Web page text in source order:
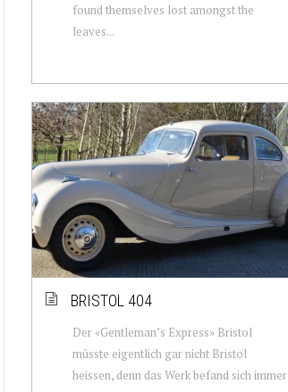
found themselves lost amongst the
leaves...
BRISTOL 404
Der «Gentleman’s Express» Bristol
müsste eigentlich gar nicht Bristol
heissen, denn das Werk befand sich immer